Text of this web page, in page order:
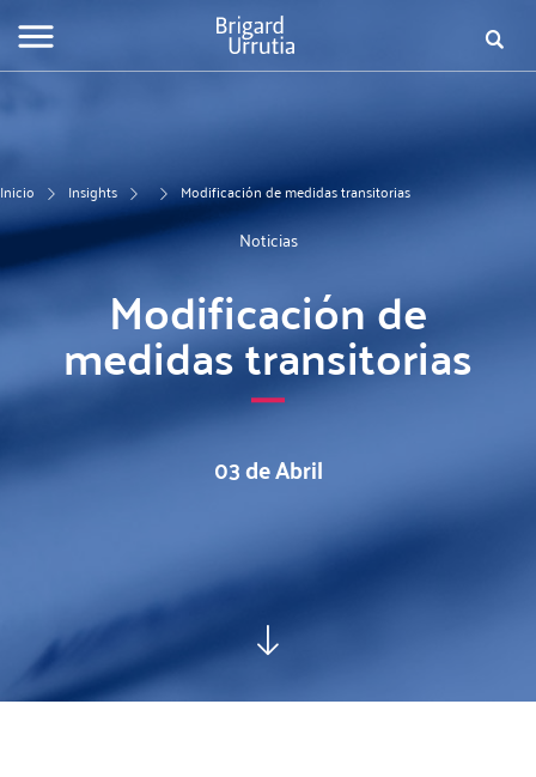
de
Inicio Insights Modificación de medidas transitorias
Noticias
Modificación de
medidas transitorias
03 de Abril